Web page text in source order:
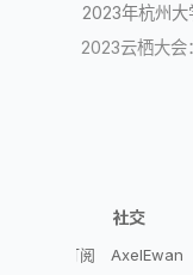
2023年杭州大
2023云栖大会
Atom订阅
社交
AxelEwan